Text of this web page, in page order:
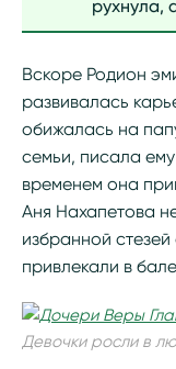
рухнула,
Вскоре Родион
развивалась
обижалась на
семьи, писала
временем она
Аня Нахапетова
избранной стезей
привлекали в
Девочки росли в